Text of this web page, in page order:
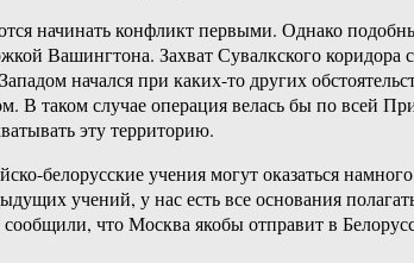
начинать конфликт первыми. Однако
Вашингтона. Захват Сувалкского коридора
начался при каких-то других
таком случае операция велась бы по всей
эту территорию.
белорусские учения могут оказаться
учений, у нас есть все основания
что Москва якобы отправит в